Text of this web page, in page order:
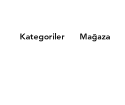
Kategoriler Mağaza